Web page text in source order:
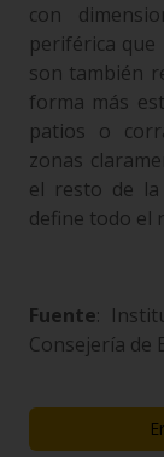
con
periférica que
son también
forma más
patios o
zonas
el resto de la
define todo el
Fuente:
Consejería de